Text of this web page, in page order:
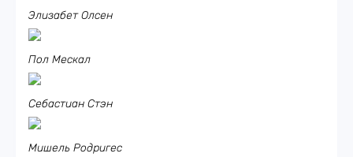
Элизабет Олсен
Пол Мескал
Себастиан Стэн
Мишель Родригес